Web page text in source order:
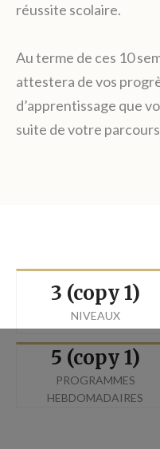
réussite scolaire.
Au terme de ces 10
attestera de vos
d’apprentissage que
suite de votre
3 (copy 1)
NIVEAUX
5 (copy 1)
PROGRAMMES
HEBDOMADAIRES